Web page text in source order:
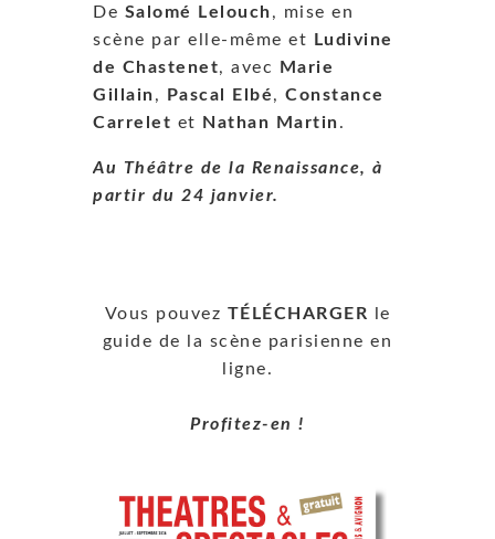
De Salomé Lelouch, mise en
scène par elle-même et Ludivine
de Chastenet, avec Marie
Gillain, Pascal Elbé, Constance
Carrelet et Nathan Martin.
Au Théâtre de la Renaissance, à
partir du 24 janvier.
Vous pouvez TÉLÉCHARGER le
guide de la scène parisienne en
ligne.
Profitez-en !